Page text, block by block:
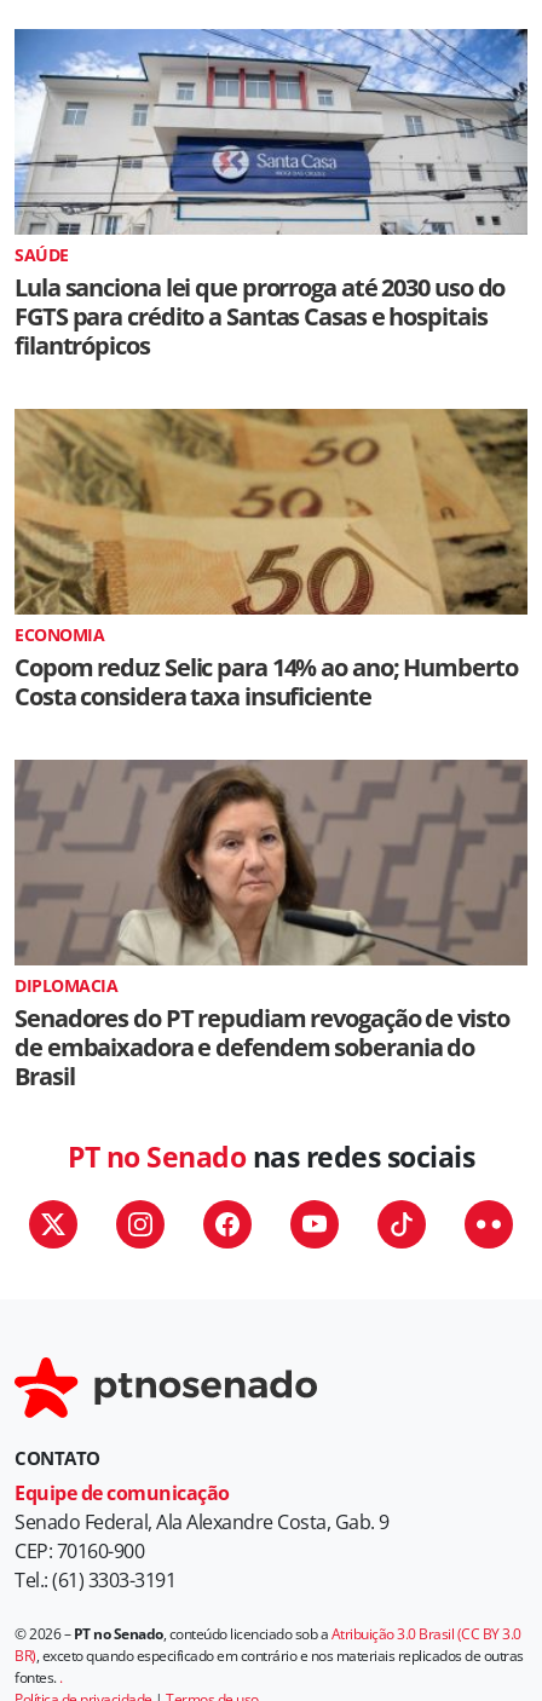
SAÚDE
Lula sanciona lei que prorroga até 2030 uso do
FGTS para crédito a Santas Casas e hospitais
filantrópicos
ECONOMIA
Copom reduz Selic para 14% ao ano; Humberto
Costa considera taxa insuficiente
DIPLOMACIA
Senadores do PT repudiam revogação de visto
de embaixadora e defendem soberania do
Brasil
PT no Senadonas redes sociais
CONTATO
Equipe de comunicação
Senado Federal, Ala Alexandre Costa, Gab. 9
CEP: 70160-900
Tel.: (61) 3303-3191
© 2026 –PT no Senado, conteúdo licenciado sob aAtribuição 3.0 Brasil (CC BY 3.0
BR), exceto quando especificado em contrário e nos materiais replicados de outras
fontes..